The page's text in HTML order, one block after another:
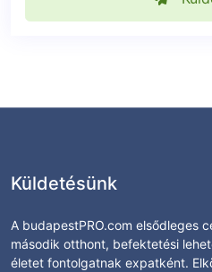
Küldetésünk
A budapestPRO.com elsődleges
második otthont, befektetési
életet fontolgatnak expatként.